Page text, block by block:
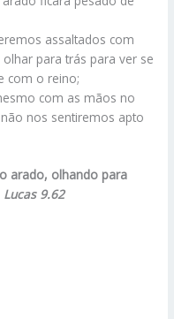
assaltados com
para trás para ver se
com o reino;
com as mãos no
nos sentiremos apto
arado, olhando para
Lucas 9.62